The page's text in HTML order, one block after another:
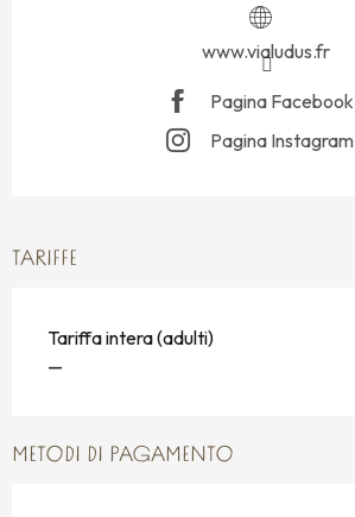
www.vialudus.fr
Pagina Facebook
Pagina Instagram
TARIFFE
Tariffa intera (adulti)
—
METODI DI PAGAMENTO